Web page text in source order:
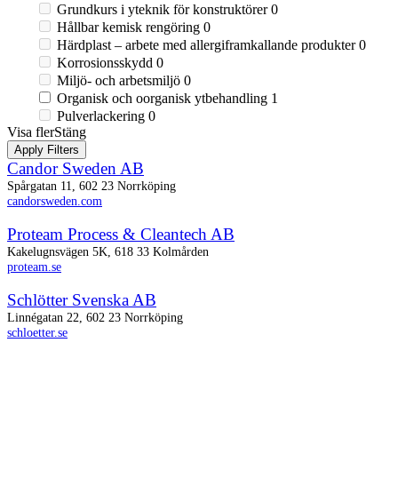
Grundkurs i yteknik för konstruktörer0
Hållbar kemisk rengöring 0
Härdplast – arbete med allergiframkallande produkter0
Korrosionsskydd 0
Miljö- och arbetsmiljö 0
Organisk och oorganisk ytbehandling 1
Pulverlackering 0
Visa flerStäng
Apply Filters
Candor Sweden AB
Spårgatan 11, 602 23 Norrköping
candorsweden.com
Proteam Process & Cleantech AB
Kakelugnsvägen 5K, 618 33 Kolmården
proteam.se
Schlötter Svenska AB
Linnégatan 22, 602 23 Norrköping
schloetter.se